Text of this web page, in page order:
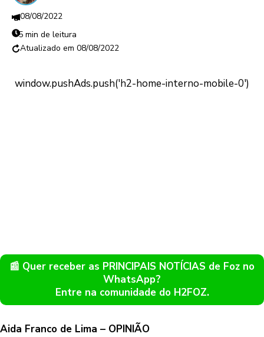
08/08/2022
5 min de leitura
08/08/2022
📰 Quer receber as PRINCIPAIS NOTÍCIAS de Foz no
WhatsApp?
Entre na comunidade do H2FOZ.
Aida Franco de Lima – OPINIÃO